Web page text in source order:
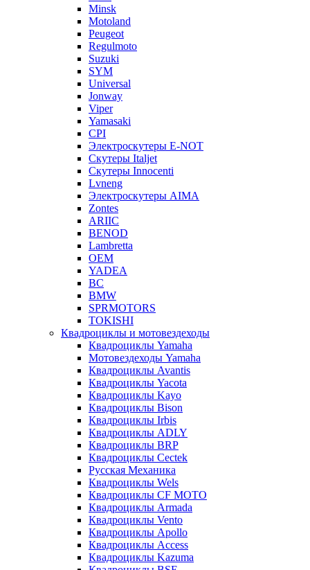
Minsk
Motoland
Peugeot
Regulmoto
Suzuki
SYM
Universal
Jonway
Viper
Yamasaki
CPI
Электроскутеры E-NOT
Скутеры Italjet
Скутеры Innocenti
Lvneng
Электроскутеры AIMA
Zontes
ARIIC
BENOD
Lambretta
OEM
YADEA
BC
BMW
SPRMOTORS
TOKISHI
Квадроциклы и мотовездеходы
Квадроциклы Yamaha
Мотовездеходы Yamaha
Квадроциклы Avantis
Квадроциклы Yacota
Квадроциклы Kayo
Квадроциклы Bison
Квадроциклы Irbis
Квадроциклы ADLY
Квадроциклы BRP
Квадроциклы Cectek
Русская Механика
Квадроциклы Wels
Квадроциклы CF MOTO
Квадроциклы Armada
Квадроциклы Vento
Квадроциклы Apollo
Квадроциклы Access
Квадроциклы Kazuma